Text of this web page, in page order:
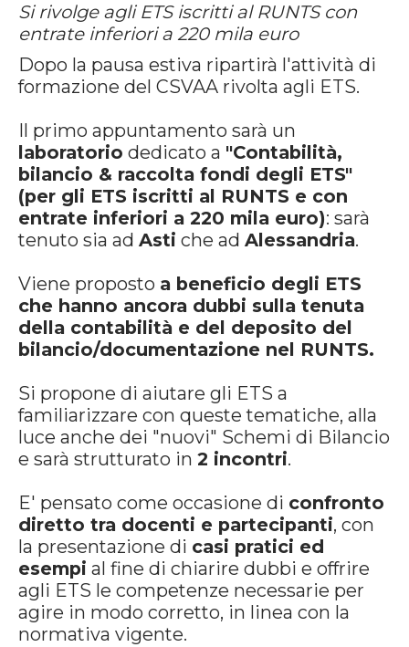
Si rivolge agli ETS iscritti al RUNTS con
entrate inferiori a 220 mila euro
Dopo la pausa estiva ripartirà l'attività di
formazione del CSVAA rivolta agli ETS.
Il primo appuntamento sarà un
laboratorio dedicato a "Contabilità,
bilancio & raccolta fondi degli ETS"
(per gli ETS iscritti al RUNTS e con
entrate inferiori a 220 mila euro): sarà
tenuto sia ad Asti che ad Alessandria.
Viene proposto a beneficio degli ETS
che hanno ancora dubbi sulla tenuta
della contabilità e del deposito del
bilancio/documentazione nel RUNTS.
Si propone di aiutare gli ETS a
familiarizzare con queste tematiche, alla
luce anche dei "nuovi" Schemi di Bilancio
e sarà strutturato in 2 incontri.
E' pensato come occasione di confronto
diretto tra docenti e partecipanti, con
la presentazione di casi pratici ed
esempi al fine di chiarire dubbi e offrire
agli ETS le competenze necessarie per
agire in modo corretto, in linea con la
normativa vigente.